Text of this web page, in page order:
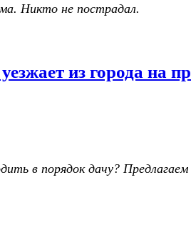
Никто не пострадал.
из города на
в порядок дачу?